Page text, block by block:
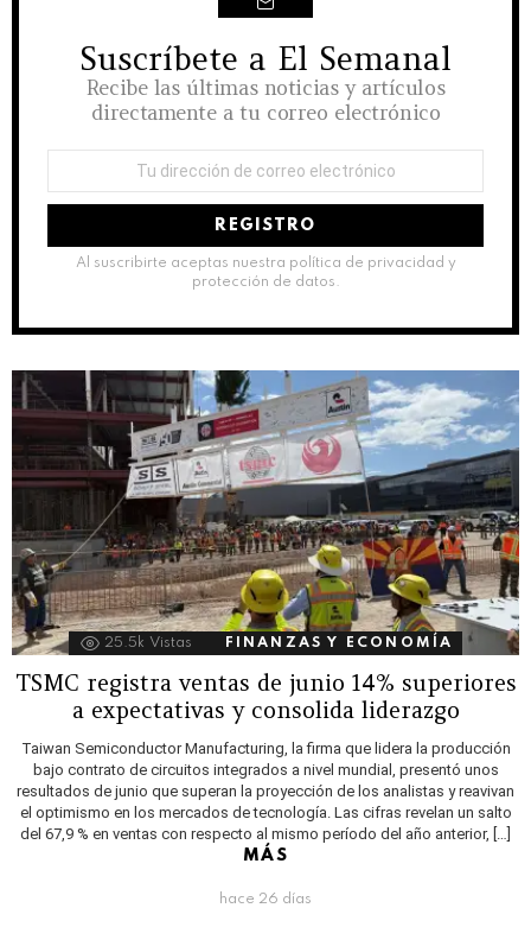
NEWSLETTER
Suscríbete a El Semanal
Recibe las últimas noticias y artículos
directamente a tu correo electrónico
correo
Al suscribirte aceptas nuestra política de privacidad y
protección de datos.
25.5k Vistas FINANZAS Y ECONOMÍA
TSMC registra ventas de junio 14% superiores
a expectativas y consolida liderazgo
Taiwan Semiconductor Manufacturing, la firma que lidera la producción
bajo contrato de circuitos integrados a nivel mundial, presentó unos
resultados de junio que superan la proyección de los analistas y reavivan
el optimismo en los mercados de tecnología. Las cifras revelan un salto
del 67,9 % en ventas con respecto al mismo período del año anterior, […]
MÁS
hace 26 días